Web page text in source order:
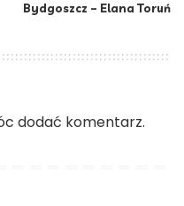
Bydgoszcz – Elana Toruń
dodać komentarz.